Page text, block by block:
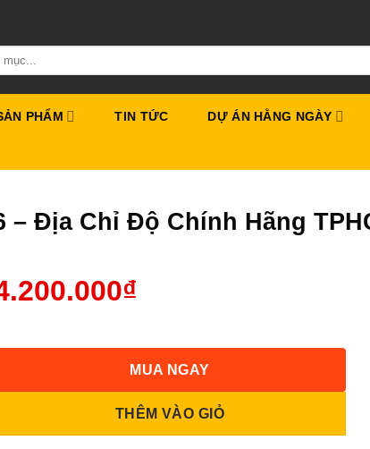
PHẨM TIN TỨC DỰ ÁN HẰNG NGÀY
Địa Chỉ Độ Chính Hãng
₫
THÊM VÀO GIỎ
MUA NGAY